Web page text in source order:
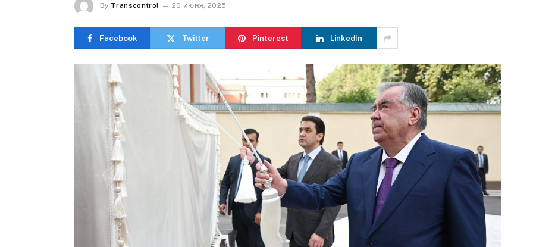
By Transcontrol 20 июня, 2025
Facebook Twitter Pinterest LinkedIn